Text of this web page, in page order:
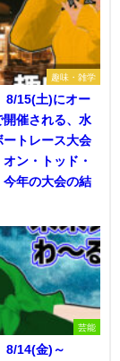
趣味・雑学
8/15(土)にオー
開催される、水
ートレース大会
オン・トッド・
今年の大会の結
芸能
8/14(金)～